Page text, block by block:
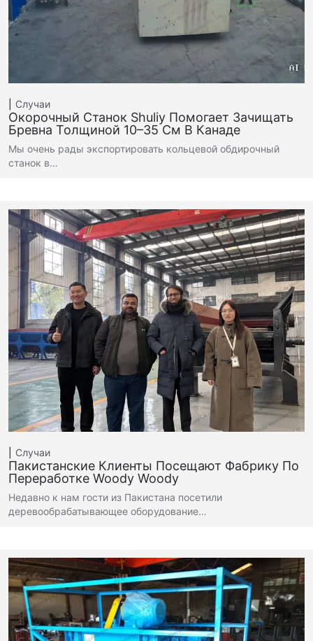
Случаи
Окорочный Станок Shuliy Помогает Зачищать
Бревна Толщиной 10–35 См В Канаде
Мы очень рады экспортировать кольцевой обдирочный
станок в…
Случаи
Пакистанские Клиенты Посещают Фабрику По
Переработке Woody Woody
Недавно к нам гости из Пакистана посетили
деревообрабатывающее оборудование…